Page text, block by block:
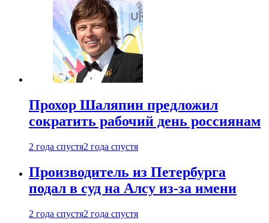
Прохор Шаляпин предложил
сократить рабочий день россиянам
2 года спустя2 года спустя
Производитель из Петербурга
подал в суд на Алсу из-за имени
2 года спустя2 года спустя